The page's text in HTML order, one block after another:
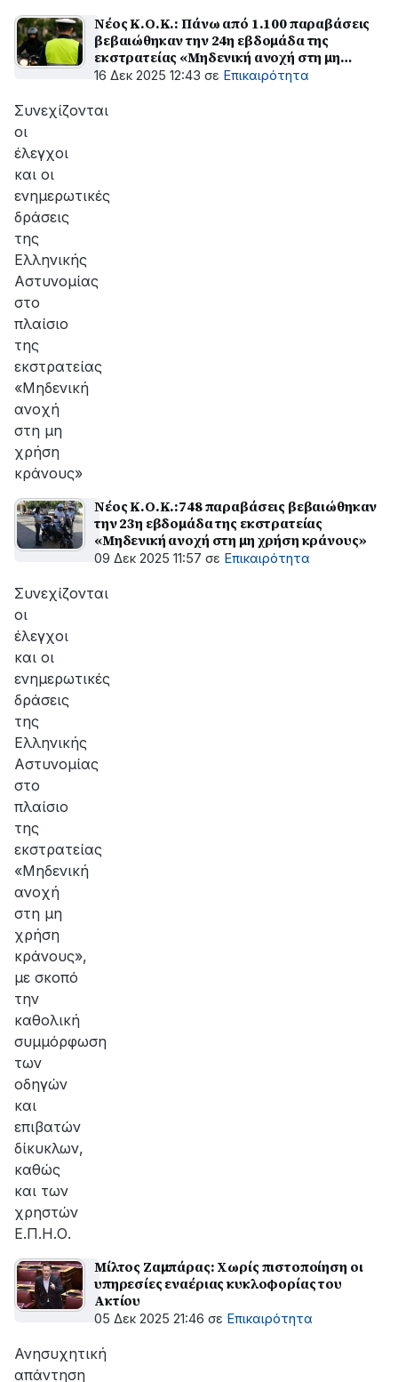
Νέος Κ.Ο.Κ.: Πάνω από 1.100 παραβάσεις
βεβαιώθηκαν την 24η εβδομάδα της
εκστρατείας «Μηδενική ανοχή στη μη
χρήση κράνους»
16 Δεκ 2025 12:43 σε Επικαιρότητα
Συνεχίζονται
οι
έλεγχοι
και οι
ενημερωτικές
δράσεις
της
Ελληνικής
Αστυνομίας
στο
πλαίσιο
της
εκστρατείας
«Μηδενική
ανοχή
στη μη
χρήση
κράνους»
Νέος Κ.Ο.Κ.:748 παραβάσεις βεβαιώθηκαν
την 23η εβδομάδα της εκστρατείας
«Μηδενική ανοχή στη μη χρήση κράνους»
09 Δεκ 2025 11:57 σε Επικαιρότητα
Συνεχίζονται
οι
έλεγχοι
και οι
ενημερωτικές
δράσεις
της
Ελληνικής
Αστυνομίας
στο
πλαίσιο
της
εκστρατείας
«Μηδενική
ανοχή
στη μη
χρήση
κράνους»,
με σκοπό
την
καθολική
συμμόρφωση
των
οδηγών
και
επιβατών
δίκυκλων,
καθώς
και των
χρηστών
Ε.Π.Η.Ο.
Μίλτος Ζαμπάρας: Χωρίς πιστοποίηση οι
υπηρεσίες εναέριας κυκλοφορίας του
Ακτίου
05 Δεκ 2025 21:46 σε Επικαιρότητα
Ανησυχητική
απάντηση